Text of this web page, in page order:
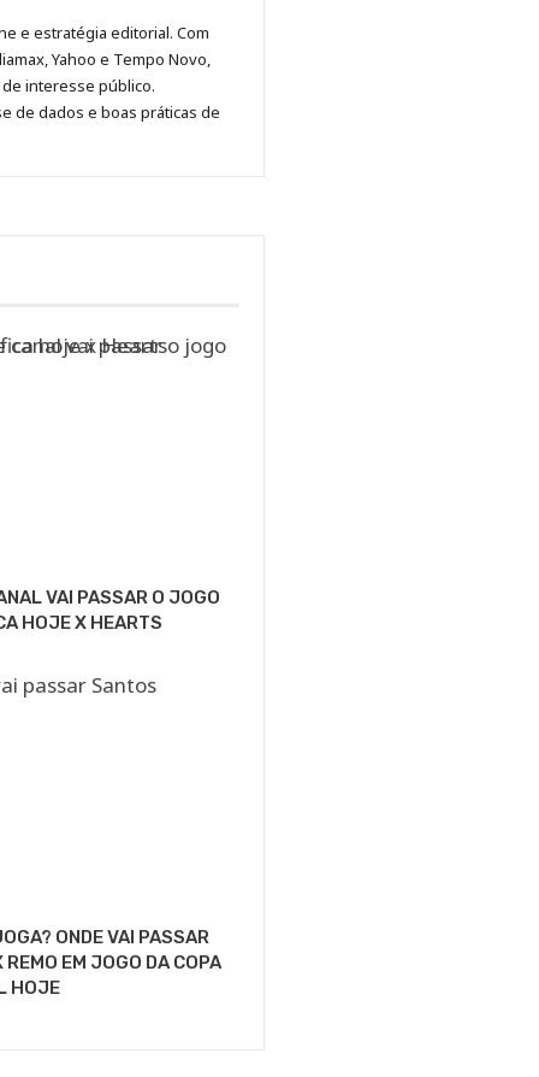
no
Pinterest
no
LinkedIn
no
Instagram
no
Facebook
e estratégia editorial. Com
Yahoo e Tempo Novo,
interesse público.
de dados e boas práticas de
VAI PASSAR O JOGO
HOJE X HEARTS
ONDE VAI PASSAR
REMO EM JOGO DA COPA
HOJE